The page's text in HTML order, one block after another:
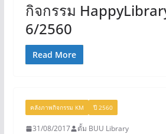
กิจกรรม
6/2560
Read More
คลังภาพกิจกรรม KM ปี 2560
31/08/2017 ตั้ม BUU Library